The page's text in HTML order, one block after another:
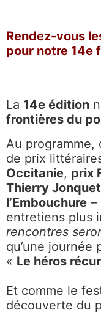
Rendez-vous
pour notre 14e
La 14e édition
frontières du
Au programme,
de prix
Occitanie, prix
Thierry
l’Embouchure –
entretiens plus
rencontres
qu’une journée
« Le héros
Et comme le
découverte du